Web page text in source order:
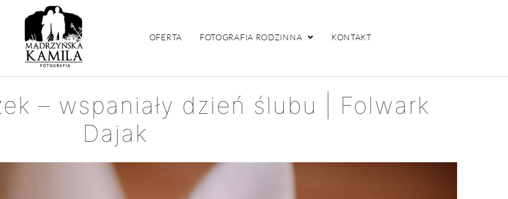
OFERTA FOTOGRAFIA RODZINNA KONTAKT
– wspaniały dzień ślubu | Folwark
Dajak